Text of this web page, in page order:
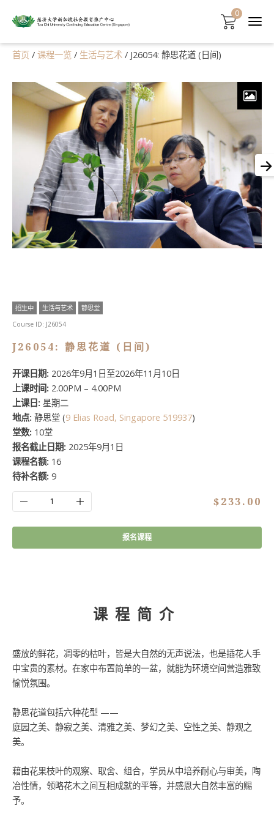
0
首页 / 课程一览 / 生活与艺术 / J26054: 静思花道 (日间)
招生中 生活与艺术
静思堂
Course ID: J26054
J26054: 静思花道 (日间)
开课日期: 2026年9月1日至2026年11月10日
上课时间: 2.00PM – 4.00PM
上课日: 星期二
地点: 静思堂 (9 Elias Road, Singapore 519937)
堂数: 10堂
报名截止日期: 2025年9月1日
课程名额: 16
待补名额: 9
J26054:
静
$233.00
报名课程
课程简介
盛放的鲜花，凋零的枯叶，皆是大自然的无声说法，也是插花人手
中宝贵的素材。在家中布置简单的一盆，就能为环境空间营造雅致
愉悦氛围。
静思花道包括六种花型 ——
庭园之美、静寂之美、清雅之美、梦幻之美、空性之美、静观之
美。
藉由花果枝叶的观察、取舍、组合，学员从中培养耐心与审美，陶
冶性情，领略花木之间互相成就的平等，并感恩大自然丰富的赐
予。